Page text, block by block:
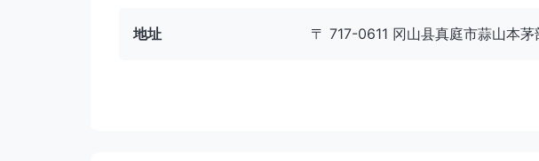
地址 〒 717-0611 冈山县真庭市蒜山本